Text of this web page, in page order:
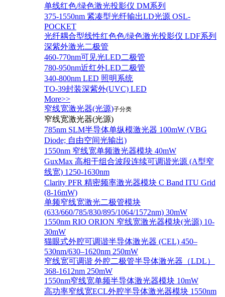
单线红色/绿色激光投影仪 DM系列
375-1550nm 紧凑型光纤输出LD光源 OSL-
POCKET
光纤耦合型线性红色色/绿色激光投影仪 LDF系列
深紫外激光二极管
460-770nm可见光LED二极管
780-950nm近红外LED二极管
340-800nm LED 照明系统
TO-39封装深紫外(UVC) LED
More>>
窄线宽激光器(光源)子分类
窄线宽激光器(光源)
785nm SLM半导体单纵模激光器 100mW (VBG
Diode; 自由空间光输出)
1550nm 窄线宽单频激光器模块 40mW
GuxMax 高相干组合波段连续可调谐光源 (A型窄
线宽) 1250-1630nm
Clarity PFR 精密频率激光器模块 C Band ITU Grid
(8-16mW)
单频窄线宽激光二极管模块
(633/660/785/830/895/1064/1572nm) 30mW
1550nm RIO ORION 窄线宽激光器模块(光源) 10-
30mW
猫眼式外腔可调谐半导体激光器 (CEL) 450–
530nm/630–1620nm 250mW
窄线宽可调谐 外腔二极管半导体激光器（LDL）
368-1612nm 250mW
1550nm窄线宽单频半导体激光器模块 10mW
高功率窄线宽ECL外腔半导体激光器模块 1550nm